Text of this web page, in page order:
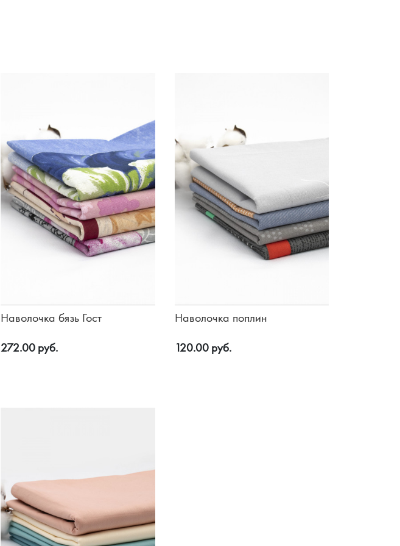
Наволочка бязь Гост
272.00 руб.
Наволочка поплин
120.00 руб.